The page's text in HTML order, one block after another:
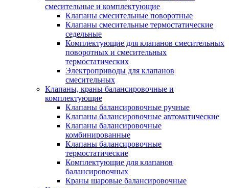
смесительные и комплектующие
Клапаны смесительные поворотные
Клапаны смесительные термостатические
седельные
Комплектующие для клапанов смесительных
поворотных и смесительных
термостатических
Электроприводы для клапанов
смесительных
Клапаны, краны балансировочные и
комплектующие
Клапаны балансировочные ручные
Клапаны балансировочные автоматические
Клапаны балансировочные
комбинированные
Клапаны балансировочные
термостатические
Комплектующие для клапанов
балансировочных
Краны шаровые балансировочные